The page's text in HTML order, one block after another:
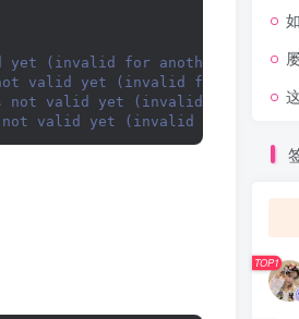
kB]
(invalid for another 21d
valid yet (invalid for
not valid yet (invalid for
valid yet (invalid for
TOP1